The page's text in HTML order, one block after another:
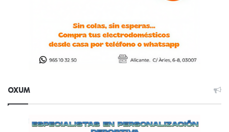
OXUM